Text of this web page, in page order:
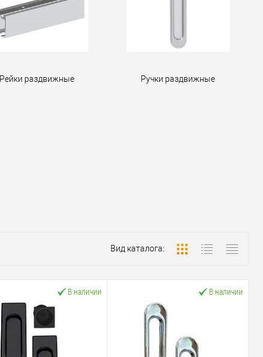
Рейки раздвижные Ручки раздвижные
Вид каталога:
В наличии В наличии